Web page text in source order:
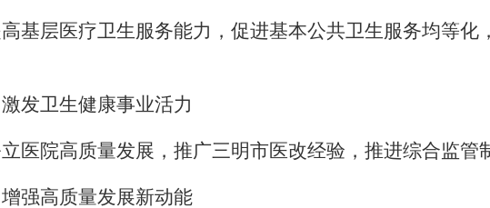
基层医疗卫生服务能力，促进基本公共卫生服务均等化
发卫生健康事业活力
医院高质量发展，推广三明市医改经验，推进综合监管
强高质量发展新动能